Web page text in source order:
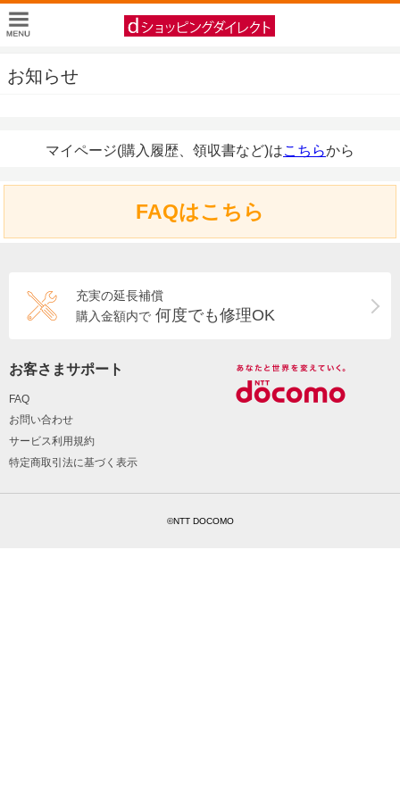
お知らせ
マイページ(購入履歴、領収書など)はこちらから
FAQはこちら
充実の延長補償
購入金額内で 何度でも修理OK
お客さまサポート
FAQ
お問い合わせ
サービス利用規約
特定商取引法に基づく表示
©NTT DOCOMO